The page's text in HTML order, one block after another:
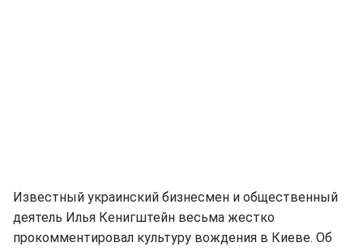
Известный украинский бизнесмен и общественный
деятель Илья Кенигштейн весьма жестко
прокомментировал культуру вождения в Киеве. Об